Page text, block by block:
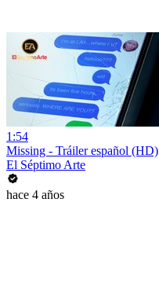
1:54
Missing - Tráiler español (HD)
El Séptimo Arte
hace 4 años